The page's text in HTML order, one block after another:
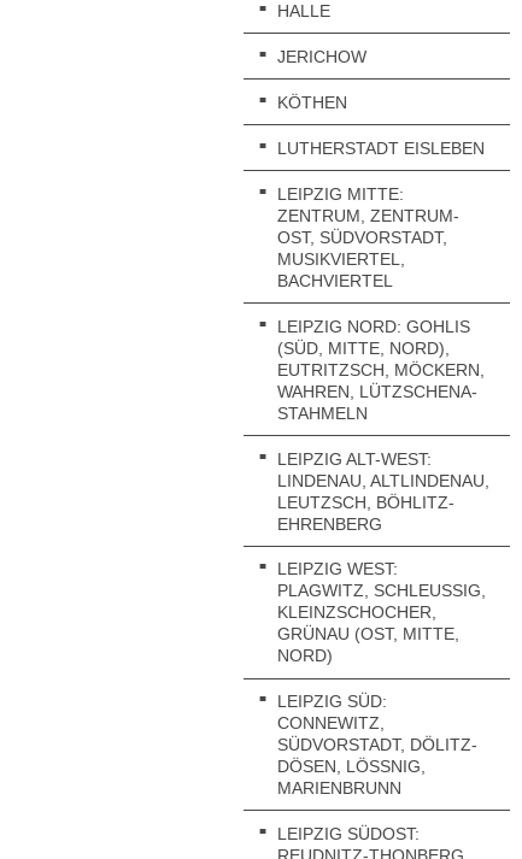
HALLE
JERICHOW
KÖTHEN
LUTHERSTADT EISLEBEN
LEIPZIG MITTE:
ZENTRUM, ZENTRUM-
OST, SÜDVORSTADT,
MUSIKVIERTEL,
BACHVIERTEL
LEIPZIG NORD: GOHLIS
(SÜD, MITTE, NORD),
EUTRITZSCH, MÖCKERN,
WAHREN, LÜTZSCHENA-
STAHMELN
LEIPZIG ALT-WEST:
LINDENAU, ALTLINDENAU,
LEUTZSCH, BÖHLITZ-
EHRENBERG
LEIPZIG WEST:
PLAGWITZ, SCHLEUSSIG, K
LEINZSCHOCHER, G
RÜNAU (OST, MITTE, N
ORD)
LEIPZIG SÜD:
CONNEWITZ,
SÜDVORSTADT, DÖLITZ-
DÖSEN, LÖSSNIG, M
ARIENBRUNN
LEIPZIG SÜDOST: